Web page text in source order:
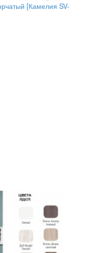
[Камелия SV-